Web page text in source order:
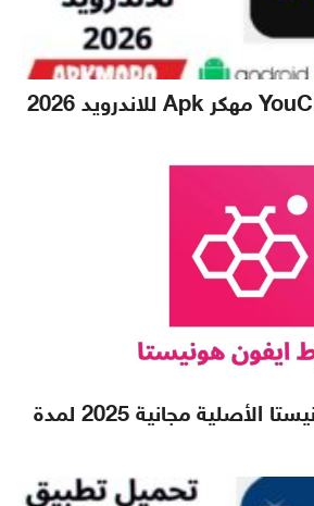
خطوط ايفون هونيستا الأصلية مجانية 2025 لمدة